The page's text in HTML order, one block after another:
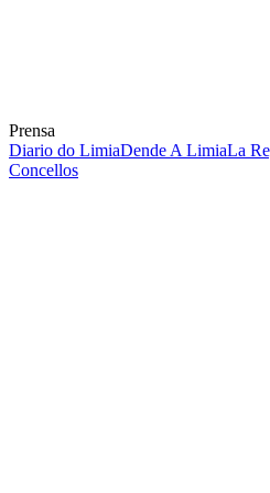
Prensa
Diario do LimiaDende A LimiaLa
Concellos